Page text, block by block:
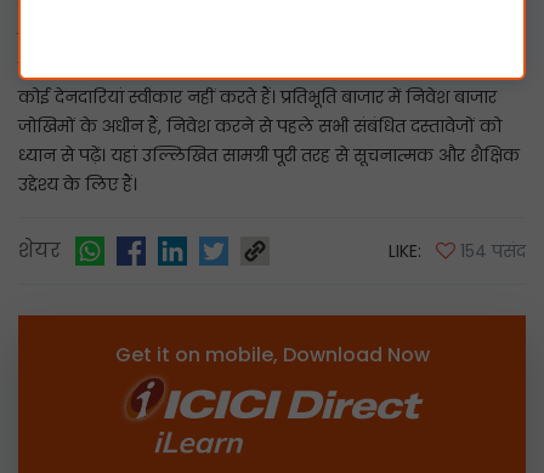
कार्य से उत्पन्न होने वाले किसी भी प्रकार के नुकसान या क्षति के लिए
कोई देनदारियां स्वीकार नहीं करते हैं। प्रतिभूति बाजार में निवेश बाजार
जोखिमों के अधीन हैं, निवेश करने से पहले सभी संबंधित दस्तावेजों को
ध्यान से पढ़ें। यहां उल्लिखित सामग्री पूरी तरह से सूचनात्मक और शैक्षिक
उद्देश्य के लिए हैं।
शेयर LIKE: 154 पसंद
Get it on mobile, Download Now